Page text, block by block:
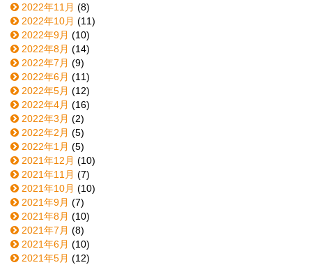
2022年11月 (8)
2022年10月 (11)
2022年9月 (10)
2022年8月 (14)
2022年7月 (9)
2022年6月 (11)
2022年5月 (12)
2022年4月 (16)
2022年3月 (2)
2022年2月 (5)
2022年1月 (5)
2021年12月 (10)
2021年11月 (7)
2021年10月 (10)
2021年9月 (7)
2021年8月 (10)
2021年7月 (8)
2021年6月 (10)
2021年5月 (12)